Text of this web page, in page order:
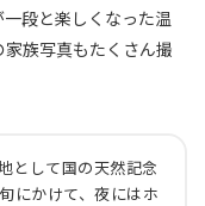
段と楽しくなった温
族写真もたくさん撮
として国の天然記念
にかけて、夜にはホ